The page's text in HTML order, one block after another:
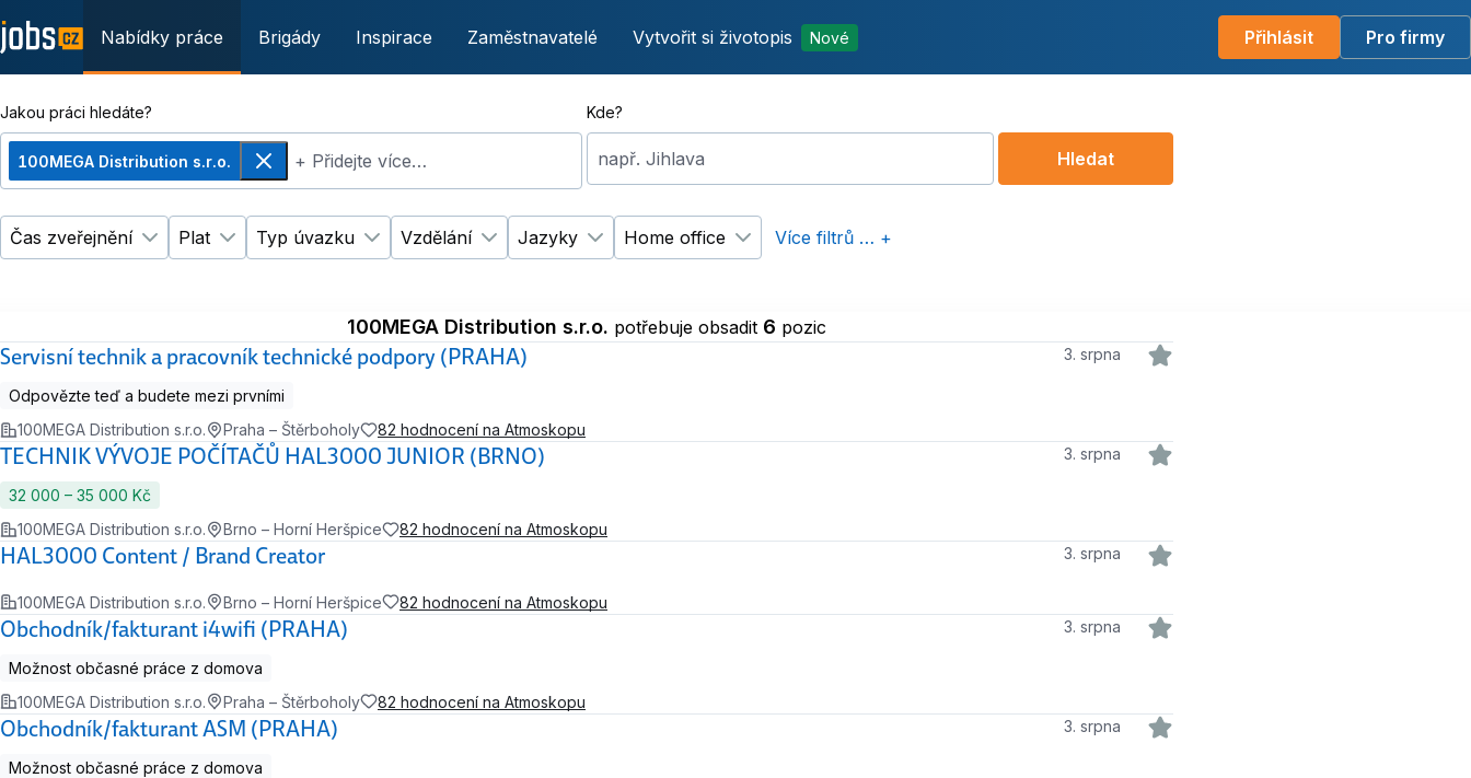
Nabídky práce Brigády Inspirace Zaměstnavatelé Vytvořit si životopis Nové Přihlásit Pro firmy
Jakou práci hledáte?
100MEGA Distribution s.r.o.
Odebrat+ Přidejte více…
Kde?
např. Jihlava
Čas zveřejnění
Změnit filtr Čas zveřejnění
Plat
Změnit filtr Plat
Typ úvazku
Změnit filtr Typ úvazku
Vzdělání
Změnit filtr Vzdělání
Jazyky
Změnit filtr Jazyky
Home office
Změnit filtr Home office
Více filtrů … +
Hledat
100MEGA Distribution s.r.o. potřebuje obsadit 6 pozic
Servisní technik a pracovník technické podpory (PRAHA) 3. srpna
Odpovězte teď a budete mezi prvními
100MEGA Distribution s.r.o.
Praha – Štěrboholy 82 hodnocení na Atmoskopu
TECHNIK VÝVOJE POČÍTAČŮ HAL3000 JUNIOR (BRNO) 3. srpna
32 000 ‍–‍ 35 000 Kč
100MEGA Distribution s.r.o.
Brno – Horní Heršpice 82 hodnocení na Atmoskopu
HAL3000 Content / Brand Creator 3. srpna
100MEGA Distribution s.r.o. Brno – Horní Heršpice 82 hodnocení na Atmoskopu
Obchodník/fakturant i4wifi (PRAHA) 3. srpna
Možnost občasné práce z domova
100MEGA Distribution s.r.o.
Praha – Štěrboholy 82 hodnocení na Atmoskopu
Obchodník/fakturant ASM (PRAHA) 3. srpna
Možnost občasné práce z domova